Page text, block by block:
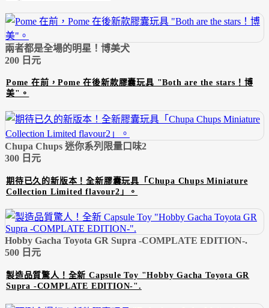
兩者都是全場的明星！博美犬
200 日元
Pome 在前，Pome 在後新款膠囊玩具 "Both are the stars！博
美"。
Chupa Chups 迷你系列限量口味2
300 日元
期待已久的新版本！全新膠囊玩具「Chupa Chups Miniature
Collection Limited flavour2」。
Hobby Gacha Toyota GR Supra -COMPLATE EDITION-.
500 日元
製造品質驚人！全新 Capsule Toy "Hobby Gacha Toyota GR
Supra -COMPLATE EDITION-".